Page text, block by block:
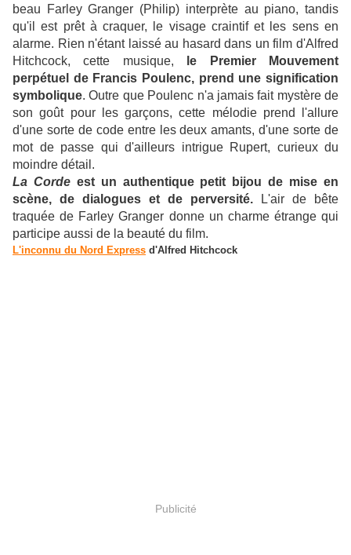
beau Farley Granger (Philip) interprète au piano, tandis
qu'il est prêt à craquer, le visage craintif et les sens en
alarme. Rien n'étant laissé au hasard dans un film d'Alfred
Hitchcock, cette musique,
le Premier Mouvement
perpétuel de Francis Poulenc, prend une signification
symbolique. Outre que Poulenc n'a jamais fait mystère de
son goût pour les garçons, cette mélodie prend l'allure
d'une sorte de code entre les deux amants, d'une sorte de
mot de passe qui d'ailleurs intrigue Rupert, curieux du
moindre détail.
La Cordeest un authentique petit bijou de mise en
scène, de dialogues et de perversité. L'air de bête
traquée de Farley Granger donne un charme étrange qui
participe aussi de la beauté du film.
L'inconnu du Nord Express d'Alfred Hitchcock
Publicité